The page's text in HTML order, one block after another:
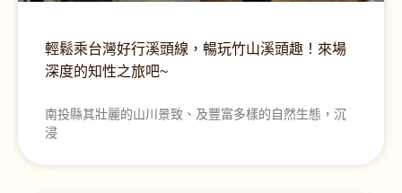
輕鬆乘台灣好行溪頭線，暢玩竹山溪頭趣！來場
深度的知性之旅吧~
南投縣其壯麗的山川景致、及豐富多樣的自然生態，沉
浸